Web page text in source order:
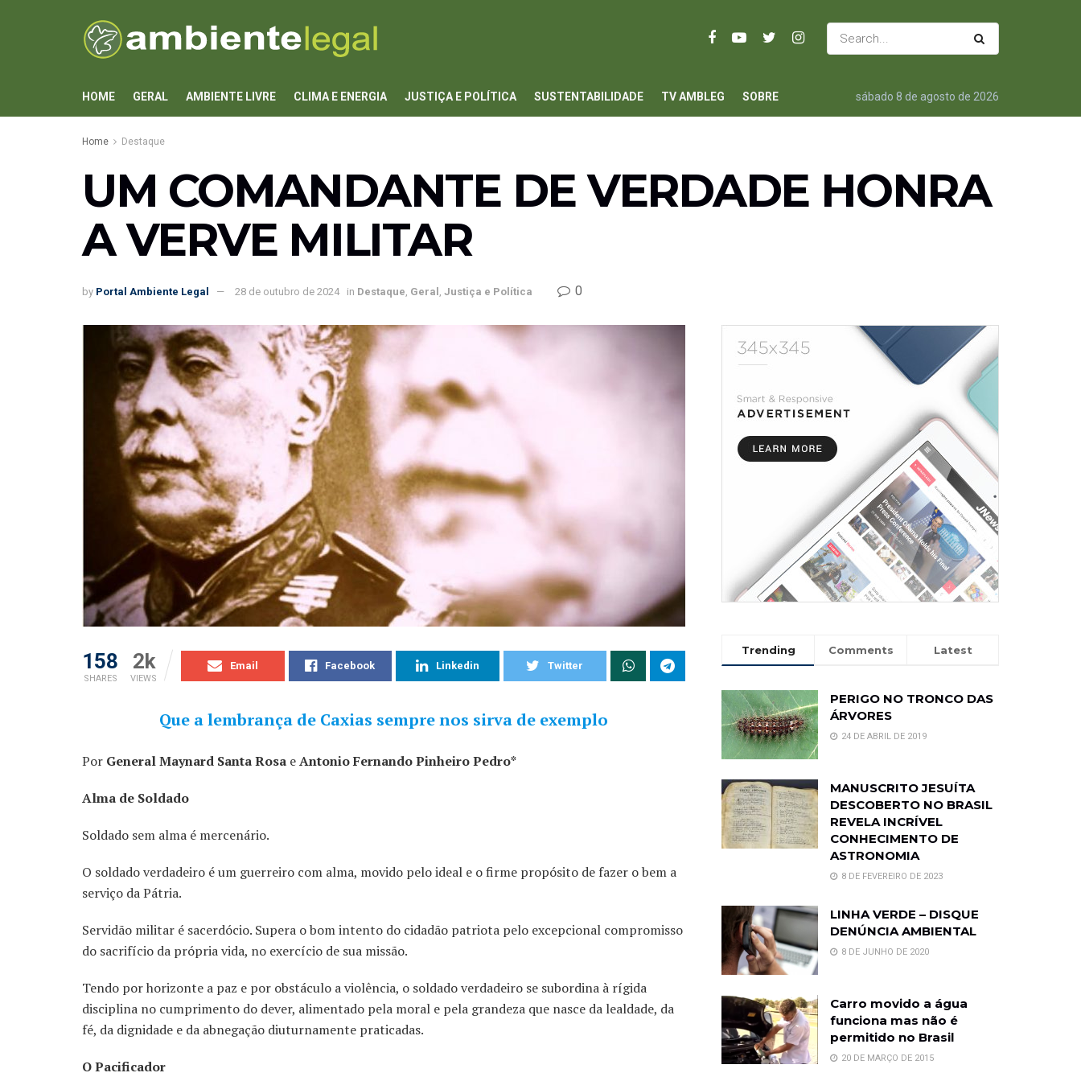
HOME GERAL AMBIENTE LIVRE CLIMA E ENERGIA JUSTIÇA E POLÍTICA SUSTENTABILIDADE TV AMBLEG SOBRE sábado 8 de agosto de 2026
Home Destaque
UM COMANDANTE DE VERDADE HONRA
A VERVE MILITAR
by Portal Ambiente Legal 28 de outubro de 2024 in Destaque, Geral , Justiça e Política 0
158
SHARES
2k
VIEWS
Email Facebook Linkedin Twitter
Que a lembrança de Caxias sempre nos sirva de exemplo
Por General Maynard Santa Rosa eAntonio Fernando Pinheiro Pedro*
Alma de Soldado
Soldado sem alma é mercenário.
O soldado verdadeiro é um guerreiro com alma, movido pelo ideal e o firme propósito de fazer o bem a
serviço da Pátria.
Servidão militar é sacerdócio. Supera o bom intento do cidadão patriota pelo excepcional compromisso
do sacrifício da própria vida, no exercício de sua missão.
Tendo por horizonte a paz e por obstáculo a violência, o soldado verdadeiro se subordina à rígida
disciplina no cumprimento do dever, alimentado pela moral e pela grandeza que nasce da lealdade, da
fé, da dignidade e da abnegação diuturnamente praticadas.
O Pacificador
Trending Comments Latest
PERIGO NO TRONCO DAS
ÁRVORES
24 DE ABRIL DE 2019
MANUSCRITO JESUÍTA
DESCOBERTO NO BRASIL
REVELA INCRÍVEL
CONHECIMENTO DE
ASTRONOMIA
8 DE FEVEREIRO DE 2023
LINHA VERDE – DISQUE
DENÚNCIA AMBIENTAL
8 DE JUNHO DE 2020
Carro movido a água
funciona mas não é
permitido no Brasil
20 DE MARÇO DE 2015